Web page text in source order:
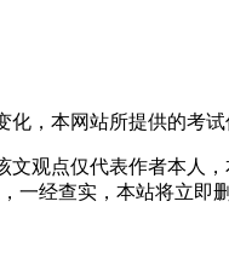
，本网站所提供的考
文观点仅代表作者本人
一经查实，本站将立即删